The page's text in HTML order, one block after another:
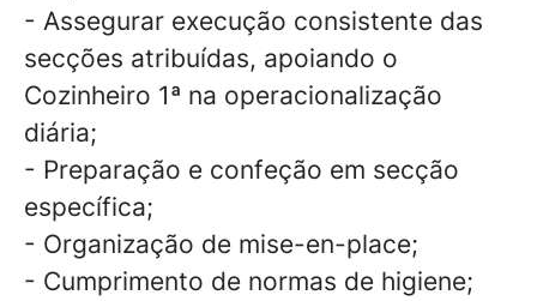
- Assegurar execução consistente das
secções atribuídas, apoiando o
Cozinheiro 1ª na operacionalização
diária;
- Preparação e confeção em secção
específica;
- Organização de mise-en-place;
- Cumprimento de normas de higiene;